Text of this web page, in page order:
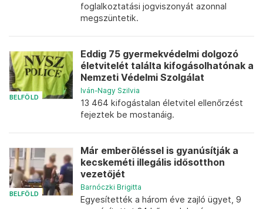
foglalkoztatási jogviszonyát azonnal
megszüntetik.
BELFÖLD
Eddig 75 gyermekvédelmi dolgozó
életvitelét találta kifogásolhatónak a
Nemzeti Védelmi Szolgálat
Iván-Nagy Szilvia
13 464 kifogástalan életvitel ellenőrzést
fejeztek be mostanáig.
BELFÖLD
Már emberöléssel is gyanúsítják a
kecskeméti illegális idősotthon
vezetőjét
Barnóczki Brigitta
Egyesítették a három éve zajló ügyet, 9